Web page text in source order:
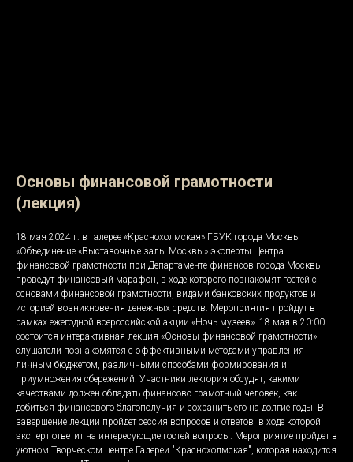
Основы финансовой грамотности
(лекция)
18 мая 2024 г. в галерее «Краснохолмская» ГБУК города Москвы
«Объединение «Выставочные залы Москвы» эксперты Центра
финансовой грамотности при Департаменте финансов города Москвы
проведут финансовый марафон, в ходе которого познакомят гостей с
основами финансовой грамотности, видами банковских продуктов и
историей возникновения денежных средств. Мероприятия пройдут в
рамках ежегодной всероссийской акции «Ночь музеев». 18 мая в 20:00
состоится интерактивная лекция «Основы финансовой грамотности»
слушатели познакомятся с эффективными методами управления
личным бюджетом, различными способами формирования и
приумножения сбережений. Участники лектория обсудят, какими
качествами должен обладать финансово грамотный человек, как
добиться финансового благополучия и сохранить его на долгие годы. В
завершение лекции пройдет сессия вопросов и ответов, в ходе которой
эксперт ответит на интересующие гостей вопросы. Мероприятие пройдет в
уютном Творческом центре Галереи "Краснохолмская", которая находится